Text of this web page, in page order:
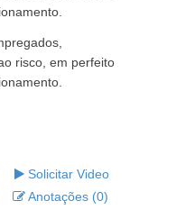
risco, em perfeito
Solicitar Video
Anotações (0)